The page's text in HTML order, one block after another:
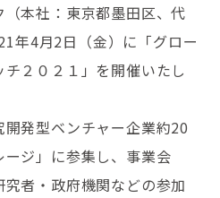
本社：東京都墨田区、代
年4月2日（金）に「グロー
２０２１」を開催いたし
発型ベンチャー企業約20
ジ」に参集し、事業会
者・政府機関などの参加